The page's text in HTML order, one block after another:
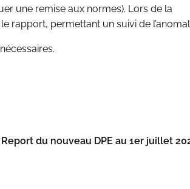
une remise aux normes). Lors de la
rapport, permettant un suivi de
Report du nouveau DPE au 1er juillet